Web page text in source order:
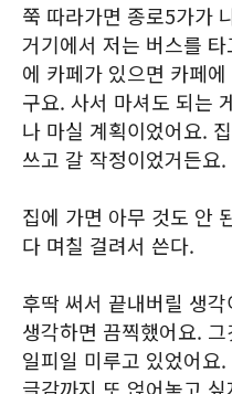
쭉 따라가면 종로5가가
거기에서 저는 버스를
에 카페가 있으면 카페
구요. 사서 마셔도 되는
나 마실 계획이었어요.
쓰고 갈 작정이었거든요.
집에 가면 아무 것도 안
다 며칠 걸려서 쓴다.
후딱 써서 끝내버릴 생
생각하면 끔찍했어요.
일피일 미루고 있었어요